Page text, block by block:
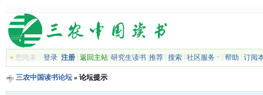
»您尚未 登录 注册| 返回主站| 研究生读书| 推荐| 搜索| 社区服务 帮助 订阅
三农中国读书论坛» 论坛提示